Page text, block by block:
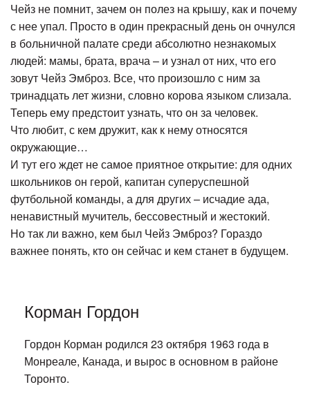
Чейз не помнит, зачем он полез на крышу, как и почему
с нее упал. Просто в один прекрасный день он очнулся
в больничной палате среди абсолютно незнакомых
людей: мамы, брата, врача – и узнал от них, что его
зовут Чейз Эмброз. Все, что произошло с ним за
тринадцать лет жизни, словно корова языком слизала.
Теперь ему предстоит узнать, что он за человек.
Что любит, с кем дружит, как к нему относятся
окружающие…
И тут его ждет не самое приятное открытие: для одних
школьников он герой, капитан суперуспешной
футбольной команды, а для других – исчадие ада,
ненавистный мучитель, бессовестный и жестокий.
Но так ли важно, кем был Чейз Эмброз? Гораздо
важнее понять, кто он сейчас и кем станет в будущем.
Корман Гордон
Гордон Корман родился 23 октября 1963 года в
Монреале, Канада, и вырос в основном в районе
Торонто.